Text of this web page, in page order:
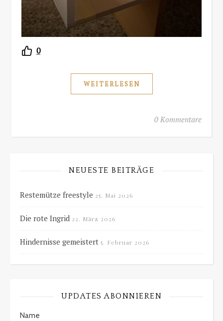
0
WEITERLESEN
0 Kommentare
NEUESTE BEITRÄGE
Restemütze freestyle 25. Mai 2026
Die rote Ingrid 22. März 2026
Hindernisse gemeistert 5. Februar 2026
UPDATES ABONNIEREN
Name